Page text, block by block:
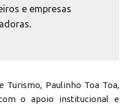
e empresas
Paulinho Toa Toa,
o apoio institucional e